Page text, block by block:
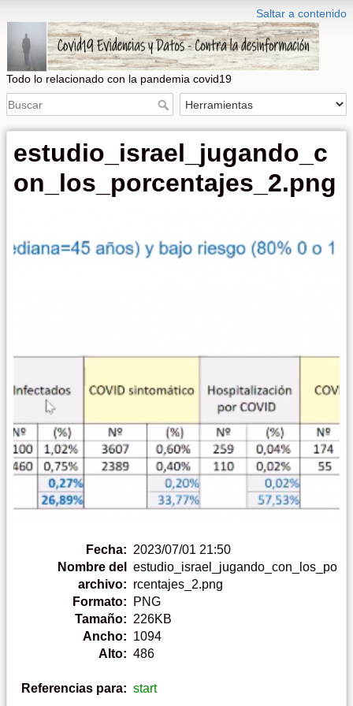
Saltar a contenido
Todo lo relacionado con la pandemia covid19
estudio_israel_jugando_c
on_los_porcentajes_2.png
Fecha: 2023/07/01 21:50
Nombre del
archivo:
estudio_israel_jugando_con_los_po
rcentajes_2.png
Formato:
PNG
Tamaño: 226KB
Ancho: 1094
Alto: 486
Referencias para: start